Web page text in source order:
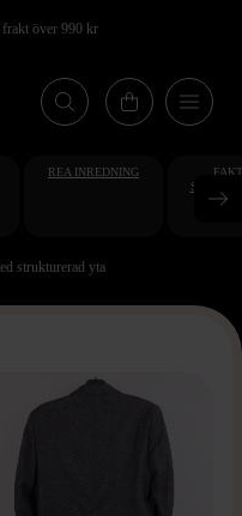
frakt över 990 kr
REA INREDNING
strukturerad yta